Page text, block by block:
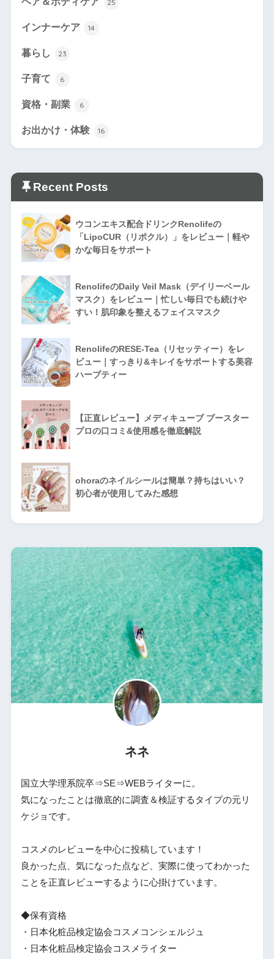
25
インナーケア 14
暮らし 23
子育て 6
資格・副業 6
お出かけ・体験 16
Recent Posts
ウコンエキス配合ドリンクRenolifeの
「LipoCUR（リポクル）」をレビュー｜軽や
かな毎日をサポート
RenolifeのDaily Veil Mask（デイリーベール
マスク）をレビュー｜忙しい毎日でも続けや
すい！肌印象を整えるフェイスマスク
RenolifeのRESE-Tea（リセッティー）をレ
ビュー｜すっきり&キレイをサポートする美容
ハーブティー
【正直レビュー】メディキューブ ブースター
プロの口コミ&使用感を徹底解説
ohoraのネイルシールは簡単？持ちはいい？
初心者が使用してみた感想
ネネ
国立大学理系院卒⇒SE⇒WEBライターに。
気になったことは徹底的に調査＆検証するタイプの元リ
ケジョです。
コスメのレビューを中心に投稿しています！
良かった点、気になった点など、実際に使ってわかった
ことを正直レビューするように心掛けています。
◆保有資格
・日本化粧品検定協会コスメコンシェルジュ
・日本化粧品検定協会コスメライター